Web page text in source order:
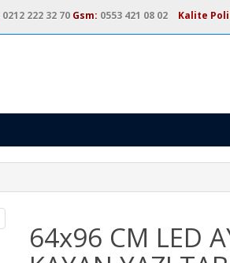
0212 222 32 70 Gsm: 0553 421 08 02 Kalite
64x96 CM LED